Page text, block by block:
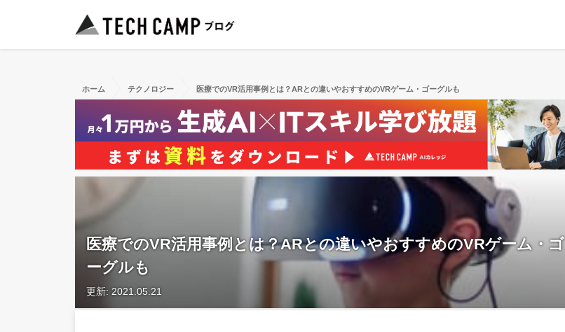
ホーム テクノロジー 医療でのVR活用事例とは？ARとの違いやおすすめのVRゲーム・ゴーグルも
医療でのVR活用事例とは？ARとの違いやおすすめのVRゲーム・ゴ
ーグルも
更新: 2021.05.21